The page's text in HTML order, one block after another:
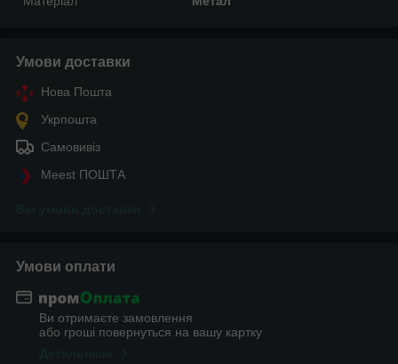
Умови доставки
Нова Пошта
Укрпошта
Самовивіз
Meest ПОШТА
Умови оплати
Ви отримаєте замовлення
або гроші повернуться на вашу картку